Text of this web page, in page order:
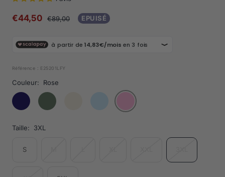
Prix
vente
€44,50
Prix
€89,00 EPUISÉ
Référence : E25201LFY
Couleur: Rose
Taille: 3XL
S